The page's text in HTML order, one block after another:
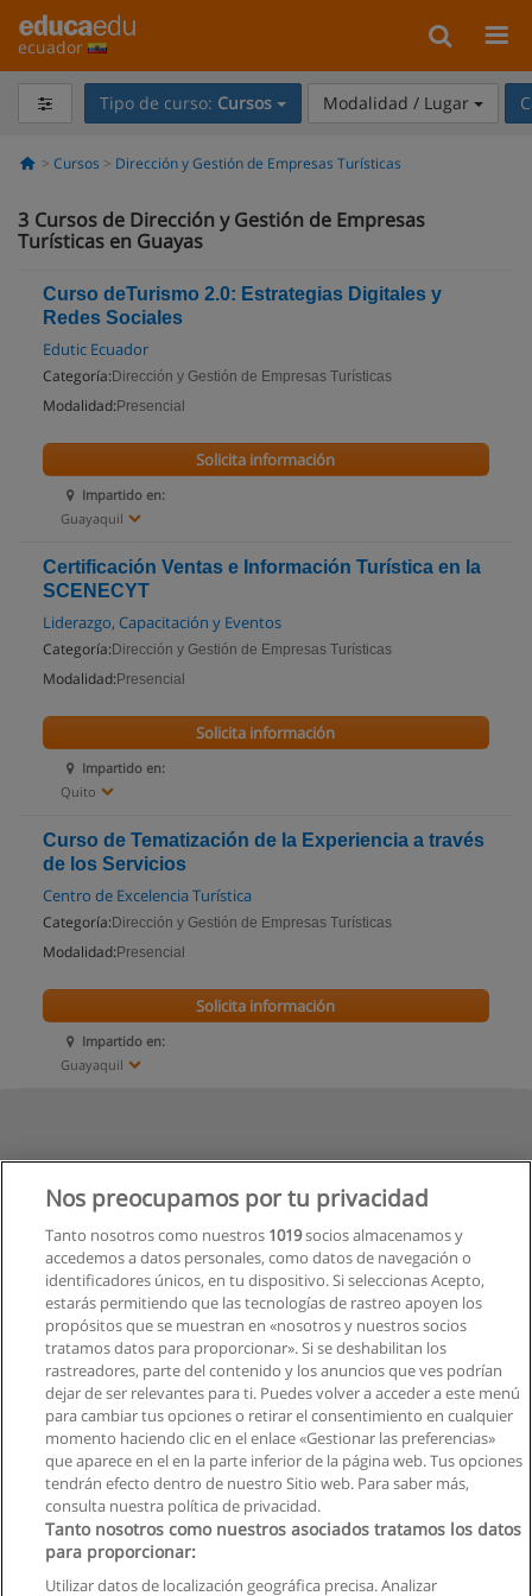
ecuador
Tipo de curso: Cursos Modalidad / Lugar
Cursos Dirección y Gestión de Empresas Turísticas
3 Cursos de Dirección y Gestión de Empresas
Turísticas en Guayas
Curso deTurismo 2.0: Estrategias Digitales y
Redes Sociales
Edutic Ecuador
Categoría: Dirección y Gestión de Empresas Turísticas
Modalidad: Presencial
Impartido en:
Guayaquil
Solicita información
Certificación Ventas e Información Turística en la
SCENECYT
Liderazgo, Capacitación y Eventos
Categoría: Dirección y Gestión de Empresas Turísticas
Modalidad: Presencial
Impartido en:
Quito
Solicita información
Curso de Tematización de la Experiencia a través
de los Servicios
Centro de Excelencia Turística
Categoría: Dirección y Gestión de Empresas Turísticas
Modalidad: Presencial
Impartido en:
Guayaquil
Solicita información
Nos preocupamos por tu privacidad
Tanto nosotros como nuestros 1019socios almacenamos y
accedemos a datos personales, como datos de navegación o
identificadores únicos, en tu dispositivo. Si seleccionas Acepto,
estarás permitiendo que las tecnologías de rastreo apoyen los
propósitos que se muestran en «nosotros y nuestros socios
tratamos datos para proporcionar». Si se deshabilitan los
rastreadores, parte del contenido y los anuncios que ves podrían
dejar de ser relevantes para ti. Puedes volver a acceder a este menú
para cambiar tus opciones o retirar el consentimiento en cualquier
momento haciendo clic en el enlace «Gestionar las preferencias»
que aparece en el en la parte inferior de la página web. Tus opciones
tendrán efecto dentro de nuestro Sitio web. Para saber más,
consulta nuestra política de privacidad.
Tanto nosotros como nuestros asociados tratamos los datos
para proporcionar:
Utilizar datos de localización geográfica precisa. Analizar